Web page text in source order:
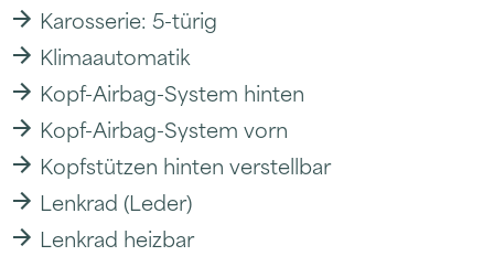
Karosserie: 5-türig
Klimaautomatik
Kopf-Airbag-System hinten
Kopf-Airbag-System vorn
Kopfstützen hinten verstellbar
Lenkrad (Leder)
Lenkrad heizbar